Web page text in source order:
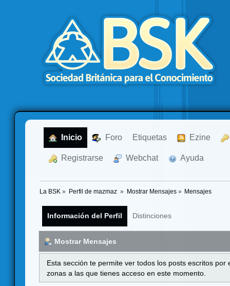
Inicio Foro Etiquetas Ezine
Registrarse Webchat Ayuda
La BSK » Perfil de mazmaz » Mostrar Mensajes» Mensajes
Información del Perfil Distinciones
Mostrar Mensajes
Esta sección te permite ver todos los posts escritos
zonas a las que tienes acceso en este momento.